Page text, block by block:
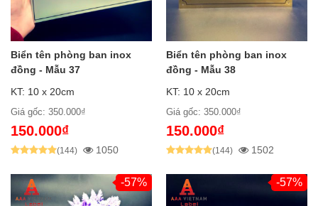
Biển tên phòng ban inox
đồng - Mẫu 37
KT: 10 x 20cm
Giá gốc: 350.000₫
150.000₫
(144) 1050
Biển tên phòng ban inox
đồng - Mẫu 38
KT: 10 x 20cm
Giá gốc: 350.000₫
150.000₫
(144) 1502
-57% -57%